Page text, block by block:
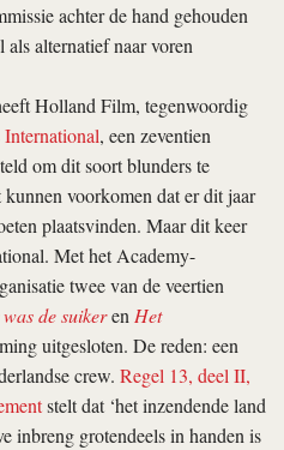
achter de hand gehouden
als alternatief naar voren
Holland Film, tegenwoordig
, een zeventien
om dit soort blunders te
voorkomen dat er dit jaar
plaatsvinden. Maar dit keer
Met het Academy-
twee van de veertien
de suikerenHet
uitgesloten. De reden: een
crew. Regel 13, deel II,
stelt dat ‘het inzendende land
inbreng grotendeels in handen is